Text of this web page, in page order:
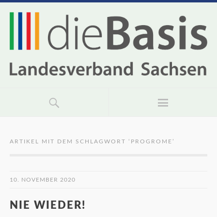
ARTIKEL MIT DEM SCHLAGWORT ‘ PROGROME ’
10. NOVEMBER 2020
NIE WIEDER!